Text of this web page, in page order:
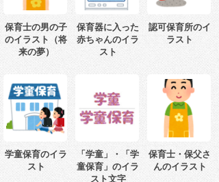
保育士の男の子
のイラスト（将
来の夢）
保育器に入った
赤ちゃんのイラ
スト
認可保育所のイ
ラスト
学童保育のイラ
スト
「学童」・「学
童保育」のイラ
スト文字
保育士・保父さ
んのイラスト